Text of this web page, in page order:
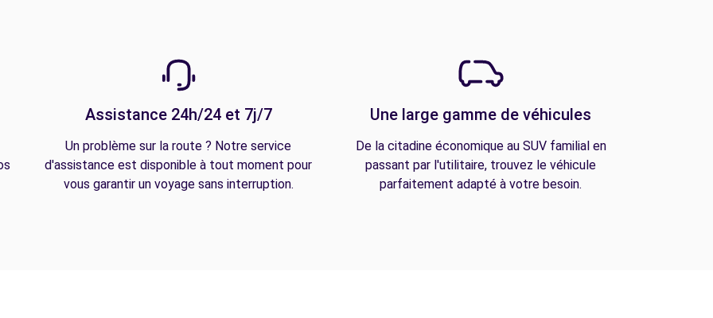
Assistance 24h/24 et 7j/7
Un problème sur la route ? Notre service
d'assistance est disponible à tout moment pour
vous garantir un voyage sans interruption.
Une large gamme de véhicules
De la citadine économique au SUV familial en
passant par l'utilitaire, trouvez le véhicule
parfaitement adapté à votre besoin.